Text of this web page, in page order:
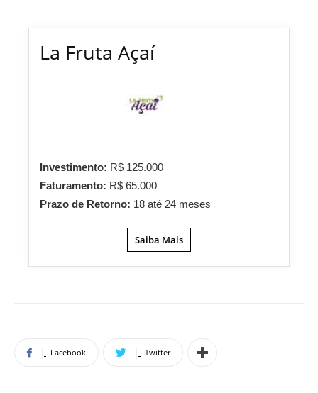
La Fruta Açaí
Investimento: R$ 125.000
Faturamento: R$ 65.000
Prazo de Retorno: 18 até 24 meses
Saiba Mais
Facebook Twitter